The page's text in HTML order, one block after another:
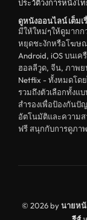
unknown
ดูหนังอีโรติก
บู๊
หนังฝรั่ง
ดูหนังสารคดี
สยองขวัญ
ดูหนังอินเดีย
ดูหนังจีนฮ่องกง
ดูหนังฝรั่งเศส
ประวัติวงการหนังไท
ดูหนังออนไลน์ เต็ม
มีให้ใหม่ๆให้ดูมากก
หยุดชะงักหรือโฆษ
Android, iOS บนเ
ฮอลลีวูด, จีน, ภาพ
Netflix - ทั้งหมดโด
รวมถึงตัวเลือกทั้งแ
สำรองเพื่อป้องกัน
อัตโนมัติและความ
ฟรี สนุกกับการดูภา
© 2026 byนายหนั